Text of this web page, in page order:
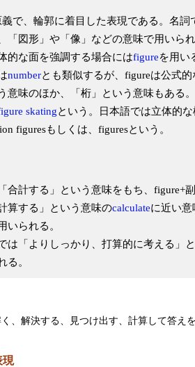
で、輪郭に着目した表現である。名
「図形」や「像」などの意味で用いら
的な面を強調する場合にはfigureを用い
numberとも類似するが、figureは公式
意味のほか、「桁」という意味もある。
skatingという。日本語では立体的
figuresもしくは、figuresという。
合計する」という意味をもち、figure+
算する」という意味のcalculateに近い意
いられる。
は「よりしっかり、打算的に考える」
る。
、解決する、見つけ出す、計算して答え
現